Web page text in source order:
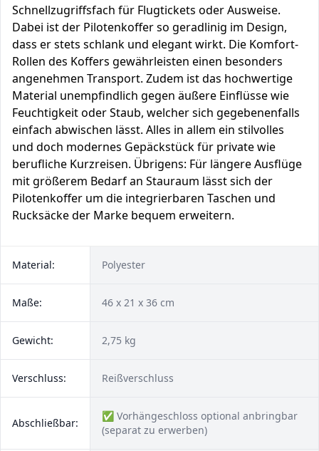
Schnellzugriffsfach für Flugtickets oder Ausweise.
Dabei ist der Pilotenkoffer so geradlinig im Design,
dass er stets schlank und elegant wirkt. Die Komfort-
Rollen des Koffers gewährleisten einen besonders
angenehmen Transport. Zudem ist das hochwertige
Material unempfindlich gegen äußere Einflüsse wie
Feuchtigkeit oder Staub, welcher sich gegebenenfalls
einfach abwischen lässt. Alles in allem ein stilvolles
und doch modernes Gepäckstück für private wie
berufliche Kurzreisen. Übrigens: Für längere Ausflüge
mit größerem Bedarf an Stauraum lässt sich der
Pilotenkoffer um die integrierbaren Taschen und
Rucksäcke der Marke bequem erweitern.
Material: Polyester
Maße: 46 x 21 x 36 cm
Gewicht: 2,75 kg
Verschluss: Reißverschluss
Abschließbar:
✅ Vorhängeschloss optional anbringbar
(separat zu erwerben)